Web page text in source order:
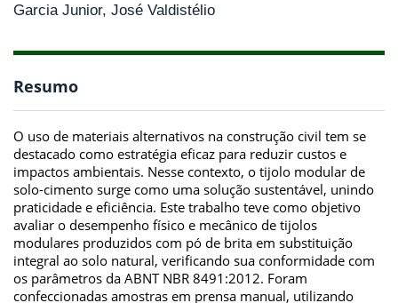
Garcia Junior, José Valdistélio
Resumo
O uso de materiais alternativos na construção civil tem se
destacado como estratégia eficaz para reduzir custos e
impactos ambientais. Nesse contexto, o tijolo modular de
solo-cimento surge como uma solução sustentável, unindo
praticidade e eficiência. Este trabalho teve como objetivo
avaliar o desempenho físico e mecânico de tijolos
modulares produzidos com pó de brita em substituição
integral ao solo natural, verificando sua conformidade com
os parâmetros da ABNT NBR 8491:2012. Foram
confeccionadas amostras em prensa manual, utilizando